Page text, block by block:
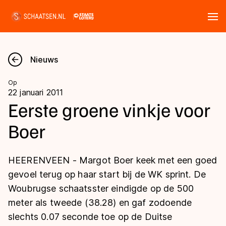
Nieuws
Kalender
Disciplines
Langebaan
Shorttrack
Inlineskaten
Uitslagen
Langebaan
Shorttrack
Marathon
Tijden & historie
Ranglijsten Langebaan
Nieuws
Op
22 januari 2011
Eerste groene vinkje voor
Boer
HEERENVEEN - Margot Boer keek met een goed
gevoel terug op haar start bij de WK sprint. De
Woubrugse schaatsster eindigde op de 500
meter als tweede (38.28) en gaf zodoende
slechts 0.07 seconde toe op de Duitse